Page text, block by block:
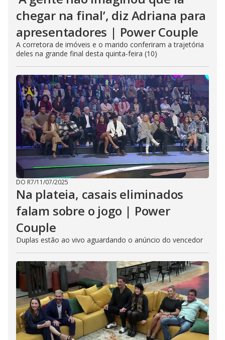
chegar na final’, diz Adriana para
apresentadores | Power Couple
A corretora de imóveis e o marido conferiram a trajetória
deles na grande final desta quinta-feira (10)
DO R7/11/07/2025
Na plateia, casais eliminados
falam sobre o jogo | Power
Couple
Duplas estão ao vivo aguardando o anúncio do vencedor